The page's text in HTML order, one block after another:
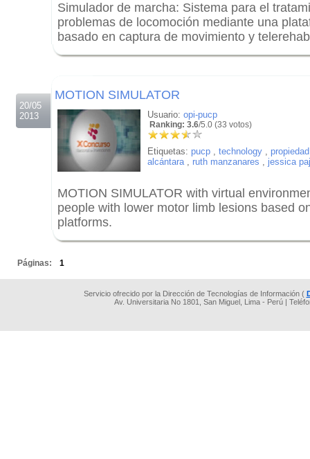
Simulador de marcha: Sistema para el
problemas de locomoción mediante una
basado en captura de movimiento y
20/05
2013
MOTION SIMULATOR
Usuario: opi-pucp
Ranking: 3.6/5.0 (33 votos)
Etiquetas: pucp , technology ,
alcántara, ruth manzanares , jessica
MOTION SIMULATOR with virtual
people with lower motor limb lesions based
platforms.
Páginas: 1
Servicio ofrecido por la Dirección de Tecnologías de Información (
Av. Universitaria No 1801, San Miguel, Lima - Perú |